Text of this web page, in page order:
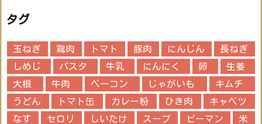
タグ
玉ねぎ 鶏肉 トマト 豚肉 にんじん
長ねぎ
しめじ
パスタ 牛乳 にんにく 卵
生姜
大根
牛肉 ベーコン じゃがいも
キムチ
うどん
トマト缶 カレー粉 ひき肉
キャベツ
なす
セロリ しいたけ スープ ピーマン
米